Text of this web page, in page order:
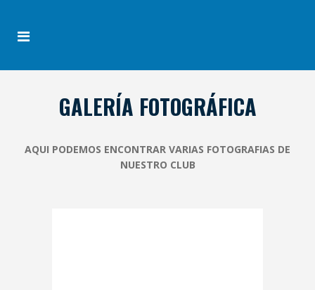
GALERÍA FOTOGRÁFICA
AQUI PODEMOS ENCONTRAR VARIAS FOTOGRAFIAS DE
NUESTRO CLUB